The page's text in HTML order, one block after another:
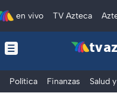
en vivo TV Azteca
tv
Política Finanzas Salud